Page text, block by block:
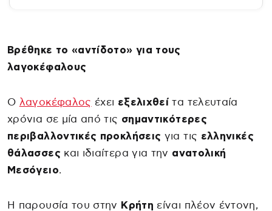
Βρέθηκε το «αντίδοτο» για τους
λαγοκέφαλους
Ο λαγοκέφαλος έχει εξελιχθεί τα τελευταία
χρόνια σε μία από τις σημαντικότερες
περιβαλλοντικές προκλήσεις για τις ελληνικές
θάλασσεςκαι ιδιαίτερα για την ανατολική
Μεσόγειο.
Η παρουσία του στην Κρήτη είναι πλέον έντονη,